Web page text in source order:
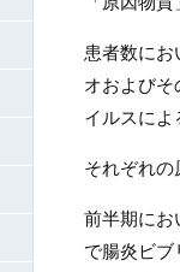
患者数にお
オおよびそ
イルスによ
それぞれの
前半期にお
で腸炎ビブ